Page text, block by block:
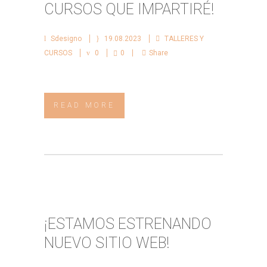
CURSOS QUE IMPARTIRÉ!
Sdesigno 19.08.2023
TALLERES Y
CURSOS
0 0 Share
READ MORE
¡ESTAMOS ESTRENANDO
NUEVO SITIO WEB!